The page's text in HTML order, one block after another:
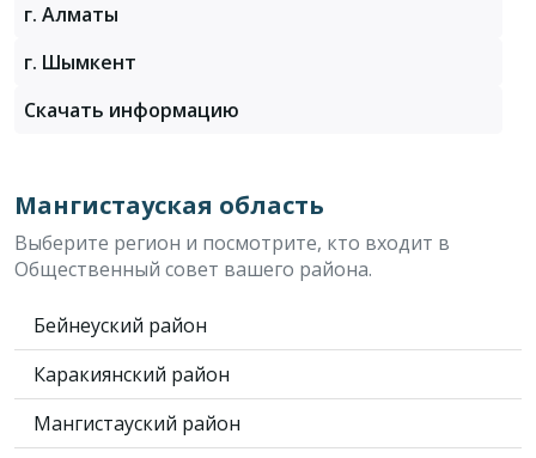
г. Алматы
г. Шымкент
Скачать информацию
Мангистауская область
Выберите регион и посмотрите, кто входит в
Общественный совет вашего района.
Бейнеуский район
Каракиянский район
Мангистауский район